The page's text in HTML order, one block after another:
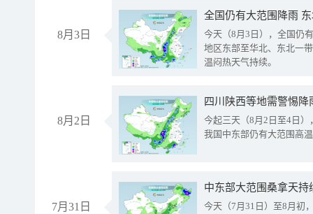
8月3日
全国仍有大范围降雨
今天（8月3日），全国仍
地区东部至华北、东北一
温闷热天气持续。
8月2日
今起三天（8月2日至4日
我国中东部仍有大范围高
7月31日
中东部大范围桑拿天
今天（7月31日）至8月初